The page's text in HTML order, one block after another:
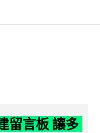
留言板 讓多